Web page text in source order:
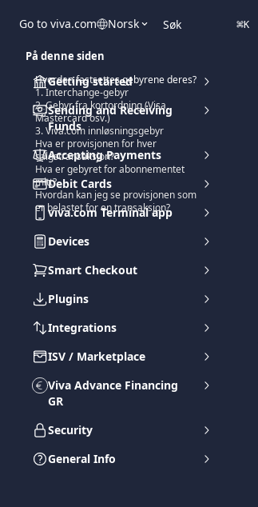
Go to viva.com Norsk Søk ⌘K
Getting started
Sending and Receiving
Funds
Accepting Payments
Debit Cards
viva.com Terminal app
Devices
Smart Checkout
Plugins
Integrations
ISV / Marketplace
Viva Advance Financing
GR
Security
General Info
På denne siden
Hvordan fastsettes gebyrene deres?
1. Interchange-gebyr
2. Gebyr fra kortordning (Visa,
Mastercard osv.)
3. Viva.com innløsningsgebyr
Hva er provisjonen for hver
salgstransaksjon?
Hva er gebyret for abonnementet
mitt?
Hvordan kan jeg se provisjonen som
er belastet for en transaksjon?